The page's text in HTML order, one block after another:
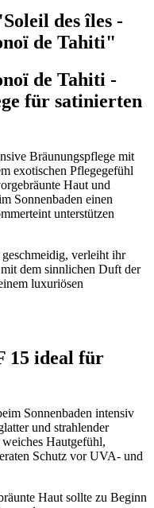
des îles -
de Tahiti"
de Tahiti -
für satinierten
Bräunungspflege mit
exotischen Pflegegefühl
Haut und
Sonnenbaden einen
unterstützen
verleiht ihr
dem sinnlichen Duft der
luxuriösen
15 ideal für
Sonnenbaden intensiv
und strahlender
Hautgefühl,
Schutz vor UVA- und
Haut sollte zu Beginn